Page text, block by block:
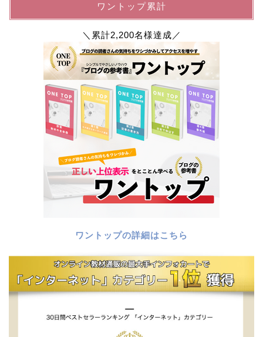
ワントップ累計
＼累計2,200名様達成／
ワントップの詳細はこちら